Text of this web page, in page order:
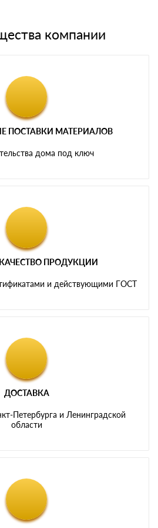
компании
ПОСТАВКИ МАТЕРИАЛОВ
дома под ключ
ПРОДУКЦИИ
и действующими ГОСТ
ДОСТАВКА
Петербурга и Ленинградской
области